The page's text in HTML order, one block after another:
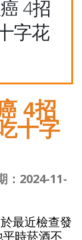
4招
字花
4招
十字
：2024-11-